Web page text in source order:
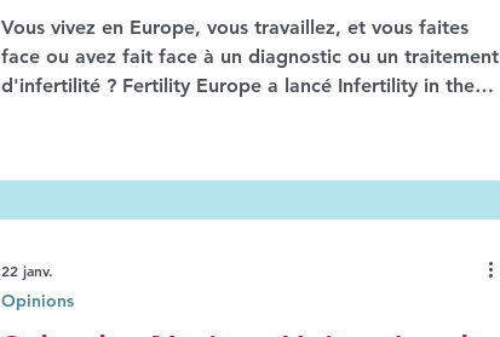
Vous vivez en Europe, vous travaillez, et vous faites
face ou avez fait face à un diagnostic ou un traitement
d'infertilité ? Fertility Europe a lancé Infertility in the
comment soutenir leurs salariés en parcours d
Opinions
22 janv.